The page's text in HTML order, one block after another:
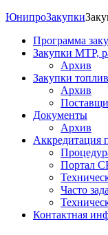
ЮнипроЗакупки
Программа
Закупки МТР,
Архив
Закупки
Архив
Документы
Архив
Аккредитация
Портал
Часто
Контактная